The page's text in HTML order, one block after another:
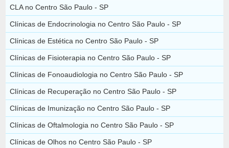
CLA no Centro São Paulo - SP
Clínicas de Endocrinologia no Centro São Paulo - SP
Clínicas de Estética no Centro São Paulo - SP
Clínicas de Fisioterapia no Centro São Paulo - SP
Clínicas de Fonoaudiologia no Centro São Paulo - SP
Clínicas de Recuperação no Centro São Paulo - SP
Clínicas de Imunização no Centro São Paulo - SP
Clínicas de Oftalmologia no Centro São Paulo - SP
Clínicas de Olhos no Centro São Paulo - SP